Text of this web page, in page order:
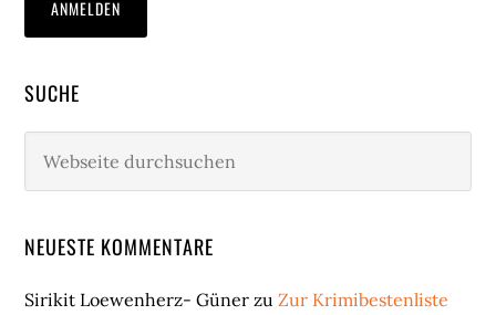
SUCHE
durchsuchen
NEUESTE KOMMENTARE
Sirikit Loewenherz- Güner zuZur Krimibestenliste